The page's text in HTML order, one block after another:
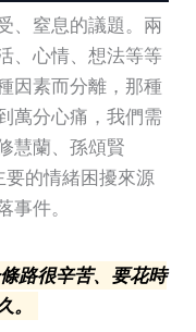
、窒息的議題。兩
、心情、想法等等
因素而分離，那種
萬分心痛，我們需
慧蘭、孫頌賢
要的情緒困擾來源
件。
路很辛苦、要花時
。